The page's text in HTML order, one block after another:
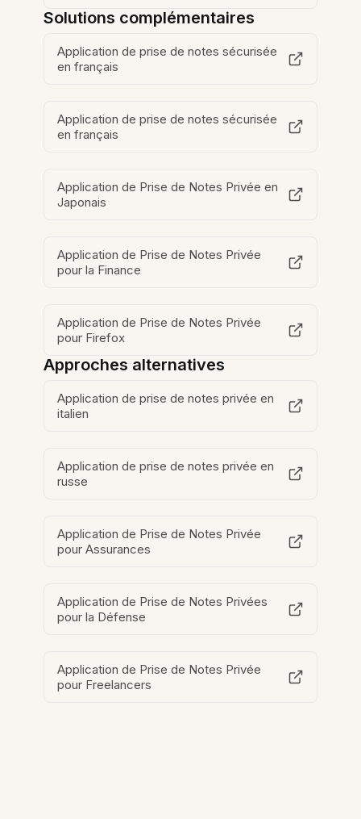
Solutions complémentaires
Application de prise de notes sécurisée
en français
Application de prise de notes sécurisée
en français
Application de Prise de Notes Privée en
Japonais
Application de Prise de Notes Privée
pour la Finance
Application de Prise de Notes Privée
pour Firefox
Approches alternatives
Application de prise de notes privée en
italien
Application de prise de notes privée en
russe
Application de Prise de Notes Privée
pour Assurances
Application de Prise de Notes Privées
pour la Défense
Application de Prise de Notes Privée
pour Freelancers